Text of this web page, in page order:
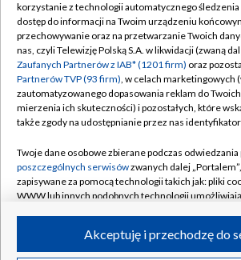
TVP
Abonament TVP
Emisja w TVP
Centrum informacji TVP
Naziemna Telewizja Cyfrowa
Rada Programowa
System NOS
Informacje o nadawcy
Program dla prasy
Regulamin TVP
Polityka
Moje zgody
Pomoc
Kontakt
Kanały
korzystanie z technologii automatycznego śledzenia
dostęp do informacji na Twoim urządzeniu
przechowywanie oraz na przetwarzanie Twoich
nas, czyli Telewizję Polską S.A. w likwidacji (zwaną
Zaufanych Partnerów z IAB* (1201 firm) oraz
Partnerów TVP (93 firm), w celach marketingowych
zautomatyzowanego dopasowania reklam do
mierzenia ich skuteczności) i pozostałych, które
także zgody na udostępnianie przez nas
Twoje dane osobowe zbierane podczas odwiedzania
poszczególnych serwisówzwanych dalej
zapisywane za pomocą technologii takich jak: pliki
WWW lub innych podobnych technologii
ruchu w Internecie.Akceptuję i przechodzę do